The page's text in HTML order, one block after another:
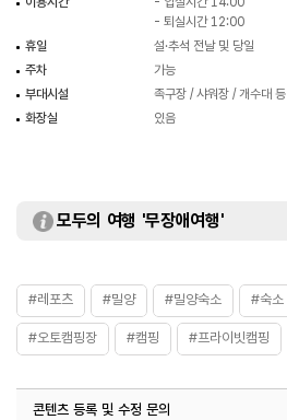
- 퇴실시간 12:00
휴일
설·추석 전날 및 당일
주차
가능
부대시설
족구장 / 샤워장 / 개수대 등
화장실
있음
모두의 여행 '무장애여행'
#레포츠 #밀양 #밀양숙소 #숙소
#오토캠핑장 #캠핑 #프라이빗캠핑
콘텐츠 등록 및 수정 문의